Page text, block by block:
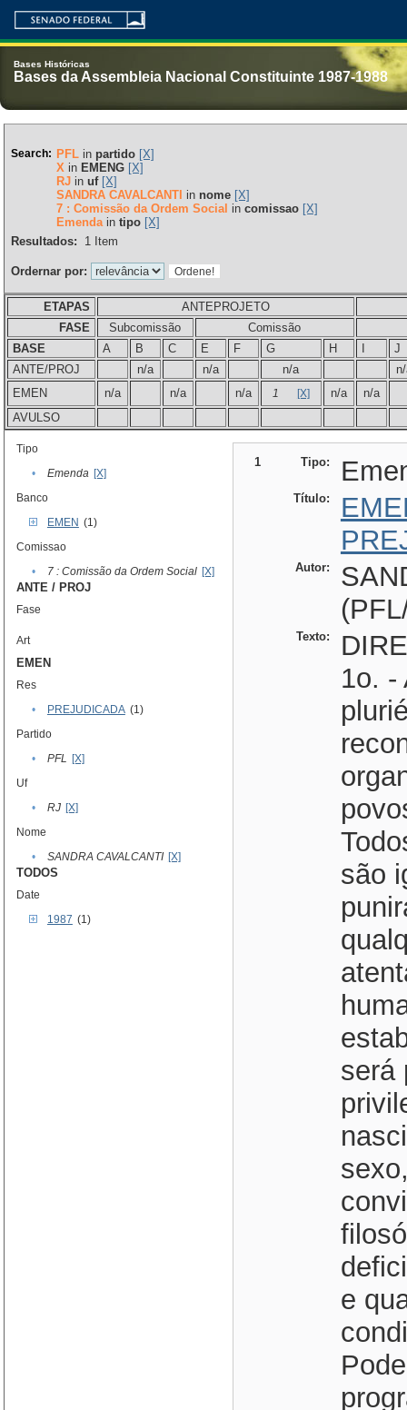
Bases Históricas
Bases da Assembleia Nacional Constituinte 1987-1988
Search: PFLin partido [X]
Xin EMENG [X]
RJin uf [X]
SANDRA CAVALCANTI in nome [X]
7 : Comissão da Ordem Social in comissao [X]
Emendain tipo [X]
Resultados:
1Item
Ordernar por:
ETAPAS
ANTEPROJETO
FASE
Subcomissão
Comissão
BASE
A B C E F G H
J
ANTE/PROJ
n/a n/a n/a
EMEN
n/a n/a n/a 1 [X] n/a
n/a
AVULSO
Tipo
•
Emenda [X]
Banco
EMEN (1)
Comissao
•
7 : Comissão da Ordem Social [X]
ANTE / PROJ
Fase
Art
EMEN
Res
•
PREJUDICADA (1)
Partido
•
PFL [X]
Uf
•
RJ [X]
Nome
•
SANDRA CAVALCANTI [X]
TODOS
Date
1987 (1)
1 Tipo:
Título:
Autor:
Texto: DIREITOS E GARANTIAS Art. 1o. - A sociedade brasileira é pluriétnica, ficando reconhecidas as formas de organização nacional dos povos indígenas. Art. 2o. - Todos, homens e mulheres, são iguais perante a lei, que punirá como crime inafiançável qualquer discriminação atentatória aos direitos humanos e aos aqui estabelecidos. § 1o. - Ninguém será prejudicado ou privilegiado em razão de nascimento, etnia, raça, cor, sexo, trabalho, religião, convicções políticas ou filosóficas, ser portador de deficiência de qualquer ordem e qualquer particularidade ou condição social. § 2o. - O Poder Público, mediante programas específicos, promoverá a igualdade social, econômica e educacional. § 3o. - Não constitui discriminação ou privilégio a aplicação, pelo Poder Público, de medidas compensatórias visando a implementação do princípio constitucional de isonomia a pessoas ou grupos vítimas de discriminação comprovada. § 4o. - Entendam-se como medidas compensatórias aquelas voltadas a dar preferência a determinados cidadãos ou grupos de cidadãos, para garantir sua participação igualitária no acesso ao mercado de trabalho, à educação, à saúde e aos demais direitos sociais. § 5o. - Caberá ao Estado, dentro do sistema da admissão nos estabelecimentos de ensino público, desde a creche até o segundo grau, a adoção de uma ação compensatória visando à integração plena